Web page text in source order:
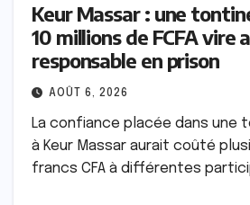
Keur Massar : une
10 millions de FCFA vire
responsable en prison
AOÛT 6, 2026
La confiance placée dans une
à Keur Massar aurait coûté
francs CFA à différentes